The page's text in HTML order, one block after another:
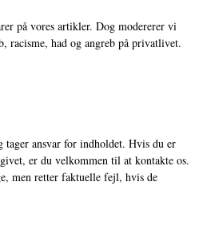
på vores artikler. Dog modererer vi
racisme, had og angreb på privatlivet.
ansvar for indholdet. Hvis du er
er du velkommen til at kontakte os.
men retter faktuelle fejl, hvis de